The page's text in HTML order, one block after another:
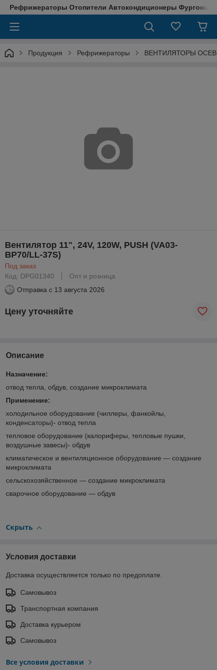
Рефрижераторы Отопители Автокондиционеры Фургоны
Продукция Рефрижераторы ВЕНТИЛЯТОРЫ
Bентилятор 11", 24V, 120W, PUSH (VA03-
BP70/LL-37S)
Под заказ
Код: DPG01340
Опт и розница
Отправка с 13 августа 2026
Цену уточняйте
Описание
Назначение:
отвод тепла, обдув, создание микроклимата
Применение:
холодильное оборудование (чиллеры, фанкойлы,
конденсаторы)- отвод тепла
тепловое оборудование (калориферы, тепловые пушки,
воздушные завесы)- обдув
климатическое и вентиляционное оборудование ― создание
микроклимата
сельскохозяйственное ― создание микроклимата
сварочное оборудование ― обдув
Скрыть
Условия доставки
Доставка осуществляется только по предоплате.
Самовывоз
Транспортная компания
Доставка курьером
Самовывоз
Все условия доставки